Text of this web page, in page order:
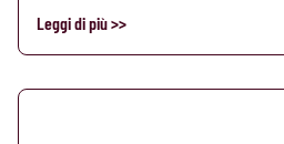
Leggi di più >>